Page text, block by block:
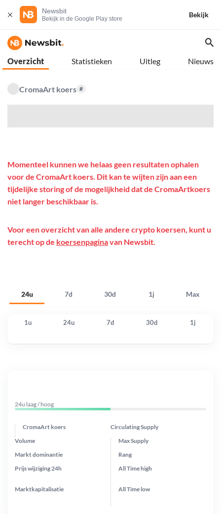
Newsbit
Bekijk in de Google Play store
Bekijk
Overzicht Statistieken Uitleg Nieuws
CromaArt koers #
24u 7d 30d 1j Max
Momenteel kunnen we helaas geen resultaten ophalen
voor de CromaArt koers. Dit kan te wijten zijn aan een
tijdelijke storing of de mogelijkheid dat de CromaArtkoers
niet langer beschikbaar is.
Voor een overzicht van alle andere crypto koersen, kunt u
terecht op de koersenpaginavan Newsbit.
1u 24u 7d 30d 1j
24u laag / hoog
CromaArt koers Circulating Supply
Prijs wijziging 24h
Max Supply
Markt dominantie
Marktkapitalisatie
Volume
Rang
All Timehigh
All Time low